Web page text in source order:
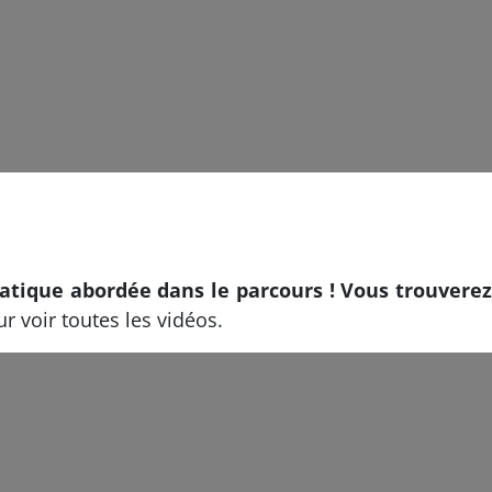
abordée dans le parcours ! Vous
voir toutes les vidéos.